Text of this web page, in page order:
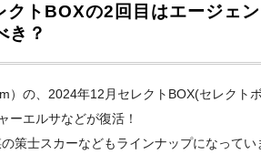
トBOXの2回目はエージェ
き？
）の、2024年12月セレクトBOX(セレクト
ーエルサなどが復活！
策士スカーなどもラインナップになってい